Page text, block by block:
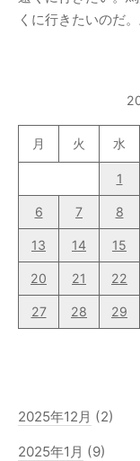
くに行きたいのだ
月 火 水
1
6 7 8
13 14 15
20 21 22
27 28 29
2025年12月 (2)
2025年1月 (9)